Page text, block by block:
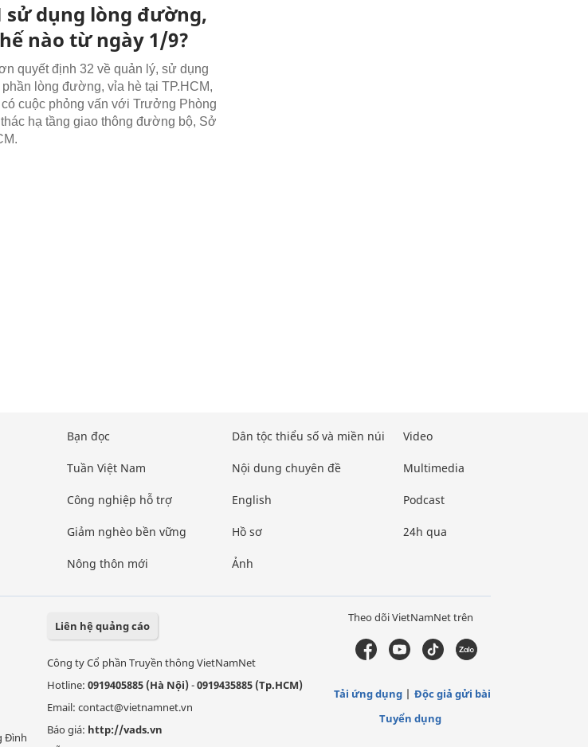
sử dụng lòng đường,
nào từ ngày 1/9?
quyết định 32 về quản lý, sử dụng
lòng đường, vỉa hè tại TP.HCM,
cuộc phỏng vấn với Trưởng Phòng
hạ tầng giao thông đường bộ, Sở
Bạn đọc
Tuần Việt Nam
Công nghiệp hỗ trợ
Giảm nghèo bền vững
Nông thôn mới
Dân tộc thiểu số và miền núi
Nội dung chuyên đề
English
Hồ sơ
Ảnh
Video
Multimedia
Podcast
24h qua
Đình
Liên hệ quảng cáo
Công ty Cổ phần Truyền thông VietNamNet
Hotline: 0919405885 (Hà Nội)-0919435885 (Tp.HCM)
Email: contact@vietnamnet.vn
Báo giá: http://vads.vn
Theo dõi VietNamNet trên
Tải ứng dụng
Độc giả gửi bài
Tuyển dụng